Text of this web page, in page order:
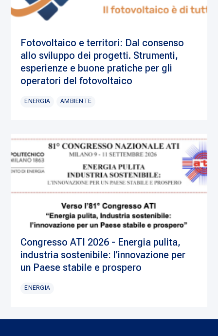
Fotovoltaico e territori: Dal consenso
allo sviluppo dei progetti. Strumenti,
esperienze e buone pratiche per gli
operatori del fotovoltaico
ENERGIA AMBIENTE
Congresso ATI 2026 - Energia pulita,
industria sostenibile: l’innovazione per
un Paese stabile e prospero
ENERGIA